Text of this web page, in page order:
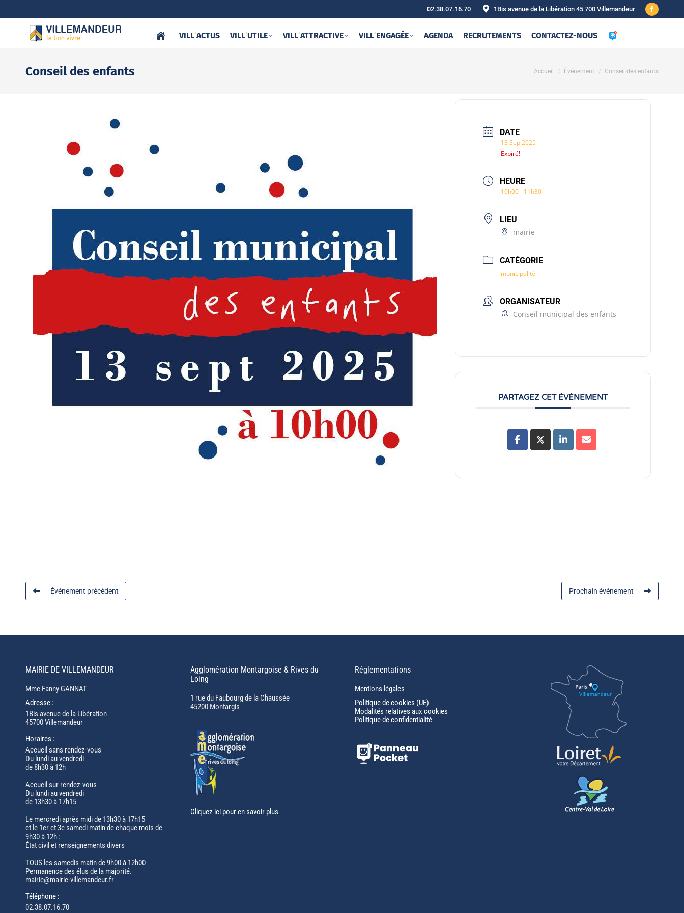
02.38.07.16.70 1Bis avenue de la Libération 45 700 Villemandeur
Facebook
new
VILL‘ACTUS VILL‘UTILE VILL‘ATTRACTIVE VILL‘ENGAGÉE AGENDA RECRUTEMENTS CONTACTEZ-NOUS
Conseil des enfants Vous êtes ici :
Accueil Événement Conseil des enfants
DATE
13 Sep 2025
Expiré!
HEURE
10h00 - 11h30
LIEU
mairie
CATÉGORIE
municipalité
ORGANISATEUR
Conseil municipal des enfants
PARTAGEZ CET ÉVÉNEMENT
Événement précédent Prochain événement
MAIRIE DE VILLEMANDEUR
Mme Fanny GANNAT
Adresse :
1Bis avenue de la Libération
45700 Villemandeur
Horaires :
Accueil sans rendez-vous
Du lundi au vendredi
de 8h30 à 12h
Accueil sur rendez-vous
Du lundi au vendredi
de 13h30 à 17h15
Le mercredi après midi de 13h30 à 17h15
et le 1er et 3e samedi matin de chaque mois de
9h30 à 12h :
État civil et renseignements divers
TOUS les samedis matin de 9h00 à 12h00
Permanence des élus de la majorité.
mairie@mairie-villemandeur.fr
Téléphone :
02.38.07.16.70
Agglomération Montargoise & Rives du
Loing
1 rue du Faubourg de la Chaussée
45200 Montargis
Cliquez ici pour en savoir plus
Réglementations
Mentions légales
Politique de cookies (UE)
Modalités relatives aux cookies
Politique de confidentialité